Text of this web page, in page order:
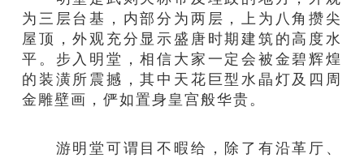
为三层台基，内部分为两层，上为八角攒尖
屋顶，外观充分显示盛唐时期建筑的高度水
平。步入明堂，相信大家一定会被金碧辉煌
的装潢所震撼，其中天花巨型水晶灯及四周
金雕壁画，俨如置身皇宫般华贵。
游明堂可谓目不暇给，除了有沿革厅、